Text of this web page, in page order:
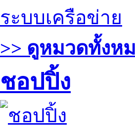
ระบบเครือข่าย
>> ดูหมวดทั้งห
ชอปปิ้ง